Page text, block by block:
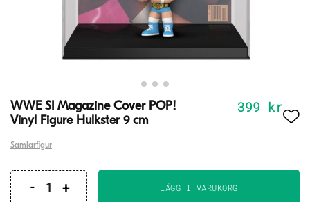
WWE SI Magazine Cover POP!
Vinyl Figure Hulkster 9 cm
399 kr
Samlarfigur
WWE
LÄGG I VARUKORG